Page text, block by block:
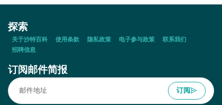
探索
关于沙特百科 使用条款 隐私政策 电子参与政策
联系我们
招聘信息
订阅邮件简报
订阅